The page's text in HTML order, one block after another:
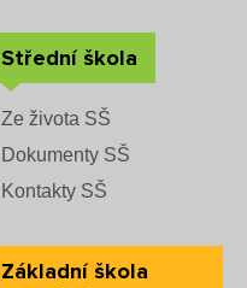
Střední škola
Ze života SŠ
Dokumenty SŠ
Kontakty SŠ
Základní škola